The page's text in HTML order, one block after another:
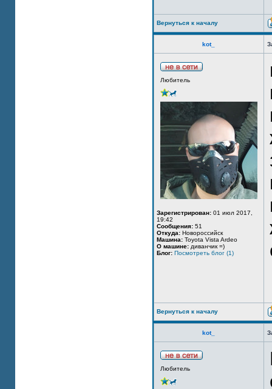
Вернуться к началу
kot_
Любитель
Зарегистрирован: 01 июл 2017,
19:42
Сообщения: 51
Откуда: Новороссийск
Машина: Toyota Vista Ardeo
О машине: диванчик =)
Блог: Посмотреть блог (1)
Вернуться к началу
kot_
Любитель